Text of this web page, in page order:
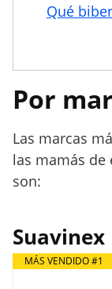
Qué
Por
Las marcas
las mamás
son:
Suavinex
MÁS VENDIDO #1